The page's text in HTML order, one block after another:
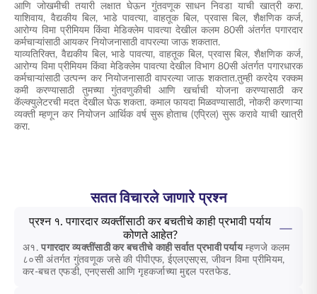
आणि जोखमीची तयारी लक्षात घेऊन गुंतवणूक साधन निवडा याची खात्री करा.
याशिवाय, वैद्यकीय बिल, भाडे पावत्या, वाहतूक बिल, प्रवास बिल, शैक्षणिक कर्ज,
आरोग्य विमा प्रीमियम किंवा मेडिक्लेम पावत्या देखील कलम 80सी अंतर्गत पगारदार
कर्मचाऱ्यांसाठी आयकर नियोजनासाठी वापरल्या जाऊ शकतात.
याव्यतिरिक्त, वैद्यकीय बिल, भाडे पावत्या, वाहतूक बिल, प्रवास बिल, शैक्षणिक कर्ज,
आरोग्य विमा प्रीमियम किंवा मेडिक्लेम पावत्या देखील विभाग 80सी अंतर्गत पगारधारक
कर्मचाऱ्यांसाठी उत्पन्न कर नियोजनासाठी वापरल्या जाऊ शकतात.तुम्ही करदेय रक्कम
कमी करण्यासाठी तुमच्या गुंतवणुकीची आणि खर्चाची योजना करण्यासाठी कर
कॅल्क्युलेटरची मदत देखील घेऊ शकता. कमाल फायदा मिळवण्यासाठी, नोकरी करणाऱ्या
व्यक्ती म्हणून कर नियोजन आर्थिक वर्ष सुरू होताच (एप्रिल) सुरू करावे याची खात्री
करा.
सतत विचारले जाणारे प्रश्न
प्रश्न १. पगारदार व्यक्तींसाठी कर बचतीचे काही प्रभावी पर्याय
कोणते आहेत?
अ१.पगारदार व्यक्तींसाठी कर बचतीचे काही सर्वात प्रभावी पर्यायम्हणजे कलम
८०सी अंतर्गत गुंतवणूक जसे की पीपीएफ, ईएलएसएस, जीवन विमा प्रीमियम,
कर-बचत एफडी, एनएससी आणि गृहकर्जाच्या मुद्दल परतफेड.